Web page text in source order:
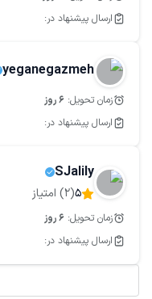
ارسال پیشنهاد در:
yeganegazmeh
زمان تحویل: 6روز
ارسال پیشنهاد در:
SJalily
5
(
2) امتیاز
زمان تحویل: 6روز
ارسال پیشنهاد در: